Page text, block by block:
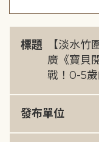
標題
【淡水竹
廣《寶貝
戰！0-5歲
發布單位